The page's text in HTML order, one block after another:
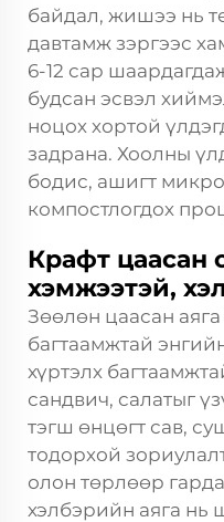
байдал, жишээ нь
давтамж зэргээс
6-12 сар
будсан эсвэл
ноцох хортой
задрана. Хоолны
бодис, ашигт
компостлогдох
Крафт цаасан
хэмжээтэй,
Зөөлөн цаасан
багтаамжтай
хүртэлх
сандвич, салатыг
тэгш өнцөгт сав,
тодорхой
олон төрлөөр
хэлбэрийн аяга нь